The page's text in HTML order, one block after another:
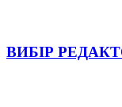
ВИБІР